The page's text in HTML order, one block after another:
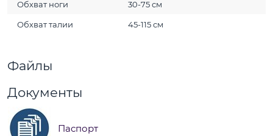
Обхват ноги 30-75 см
Обхват талии 45-115 см
Файлы
Документы
Паспорт